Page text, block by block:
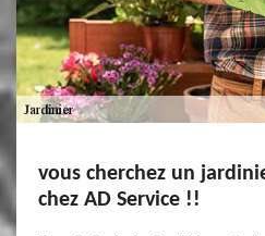
vous cherchez un
chez AD Service !!